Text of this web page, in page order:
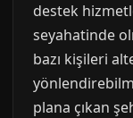
destek
seyahatinde
bazı kişileri
plana çıkan